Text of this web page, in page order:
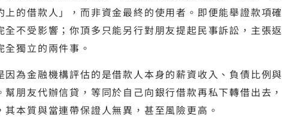
的借款人」，而非資金最終的使用者。即便能舉證款項確
不受影響；你頂多只能另行對朋友提起民事訴訟，主張返
獨立的兩件事。
為金融機構評估的是借款人本身的薪資收入、負債比例與
朋友代辦信貸，等同於自己向銀行借款再私下轉借出去，
其本質與當連帶保證人無異，甚至風險更高。